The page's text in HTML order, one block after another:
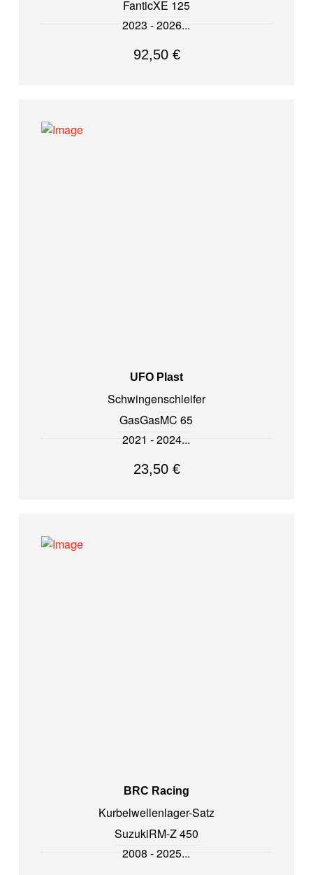
FanticXE 125
2023 - 2026
92,50 €
UFO Plast
Schwingenschleifer
GasGasMC 65
2021 - 2024
23,50 €
BRC Racing
Kurbelwellenlager-Satz
SuzukiRM-Z 450
2008 - 2025